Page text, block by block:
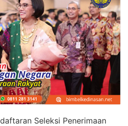
Seleksi Penerimaan